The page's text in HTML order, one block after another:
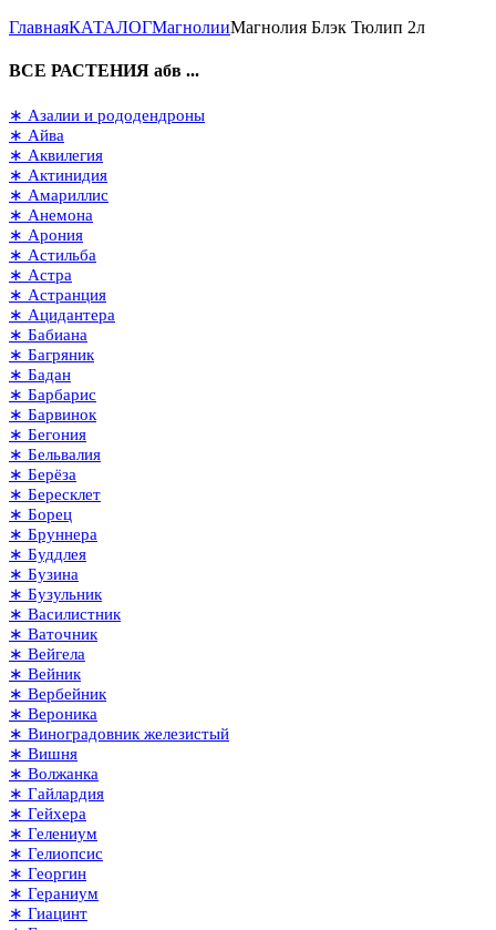
ГлавнаяКАТАЛОГМагнолииМагнолия Блэк Тюлип 2л
ВСЕ РАСТЕНИЯ абв ...
∗ Азалии и рододендроны
∗ Айва
∗ Аквилегия
∗ Актинидия
∗ Амариллис
∗ Анемона
∗ Арония
∗ Астильба
∗ Астра
∗ Астранция
∗ Ацидантера
∗ Бабиана
∗ Багряник
∗ Бадан
∗ Барбарис
∗ Барвинок
∗ Бегония
∗ Бельвалия
∗ Берёза
∗ Бересклет
∗ Борец
∗ Бруннера
∗ Буддлея
∗ Бузина
∗ Бузульник
∗ Василистник
∗ Ваточник
∗ Вейгела
∗ Вейник
∗ Вербейник
∗ Вероника
∗ Виноградовник железистый
∗ Вишня
∗ Волжанка
∗ Гайлардия
∗ Гейхера
∗ Гелениум
∗ Гелиопсис
∗ Георгин
∗ Гераниум
∗ Гиацинт